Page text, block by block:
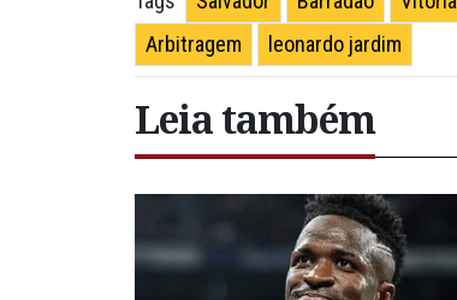
Arbitragem
leonardo jardim
Leia também